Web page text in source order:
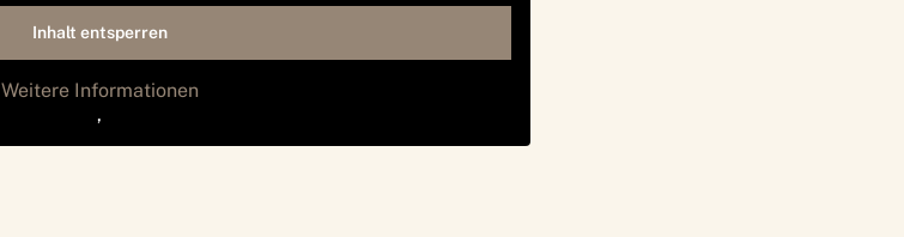
Inhalt entsperren
Weitere Informationen
‚